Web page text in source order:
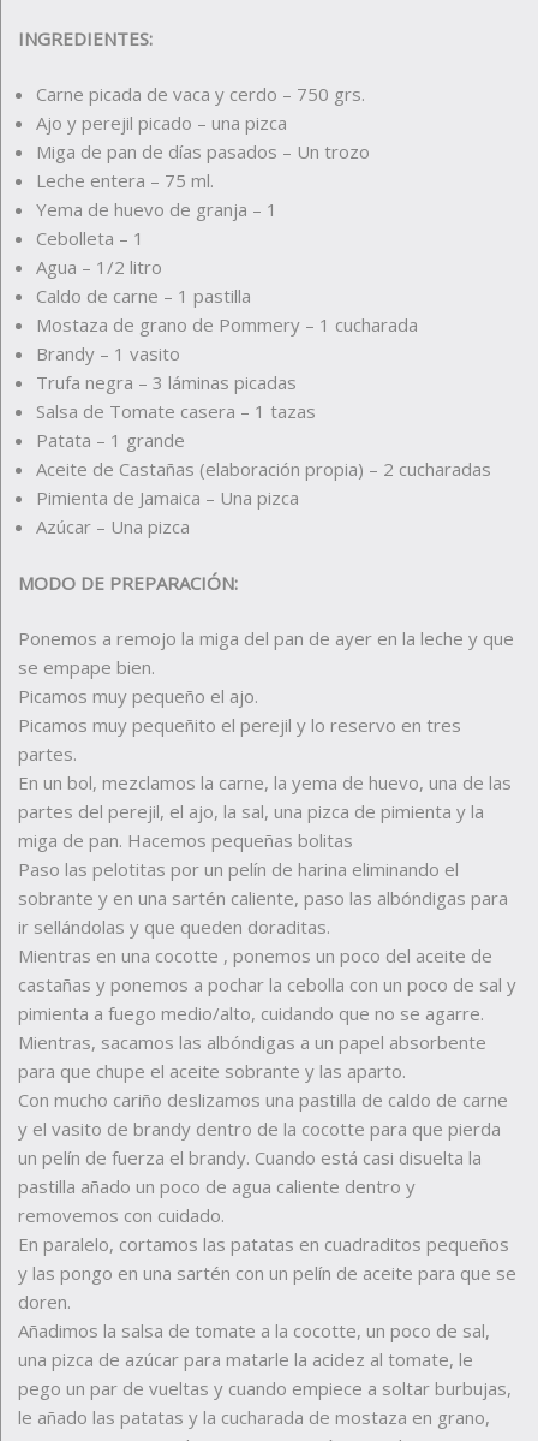
INGREDIENTES:
Carne picada de vaca y cerdo – 750 grs.
Ajo y perejil picado – una pizca
Miga de pan de días pasados – Un trozo
Leche entera – 75 ml.
Yema de huevo de granja – 1
Cebolleta – 1
Agua – 1/2 litro
Caldo de carne – 1 pastilla
Mostaza de grano de Pommery – 1 cucharada
Brandy – 1 vasito
Trufa negra – 3 láminas picadas
Salsa de Tomate casera – 1 tazas
Patata – 1 grande
Aceite de Castañas (elaboración propia) – 2 cucharadas
Pimienta de Jamaica – Una pizca
Azúcar – Una pizca
MODO DE PREPARACIÓN:
Ponemos a remojo la miga del pan de ayer en la leche y que
se empape bien.
Picamos muy pequeño el ajo.
Picamos muy pequeñito el perejil y lo reservo en tres
partes.
En un bol, mezclamos la carne, la yema de huevo, una de las
partes del perejil, el ajo, la sal, una pizca de pimienta y la
miga de pan. Hacemos pequeñas bolitas
Paso las pelotitas por un pelín de harina eliminando el
sobrante y en una sartén caliente, paso las albóndigas para
ir sellándolas y que queden doraditas.
Mientras en una cocotte , ponemos un poco del aceite de
castañas y ponemos a pochar la cebolla con un poco de sal y
pimienta a fuego medio/alto, cuidando que no se agarre.
Mientras, sacamos las albóndigas a un papel absorbente
para que chupe el aceite sobrante y las aparto.
Con mucho cariño deslizamos una pastilla de caldo de carne
y el vasito de brandy dentro de la cocotte para que pierda
un pelín de fuerza el brandy. Cuando está casi disuelta la
pastilla añado un poco de agua caliente dentro y
removemos con cuidado.
En paralelo, cortamos las patatas en cuadraditos pequeños
y las pongo en una sartén con un pelín de aceite para que se
doren.
Añadimos la salsa de tomate a la cocotte, un poco de sal,
una pizca de azúcar para matarle la acidez al tomate, le
pego un par de vueltas y cuando empiece a soltar burbujas,
le añado las patatas y la cucharada de mostaza en grano,